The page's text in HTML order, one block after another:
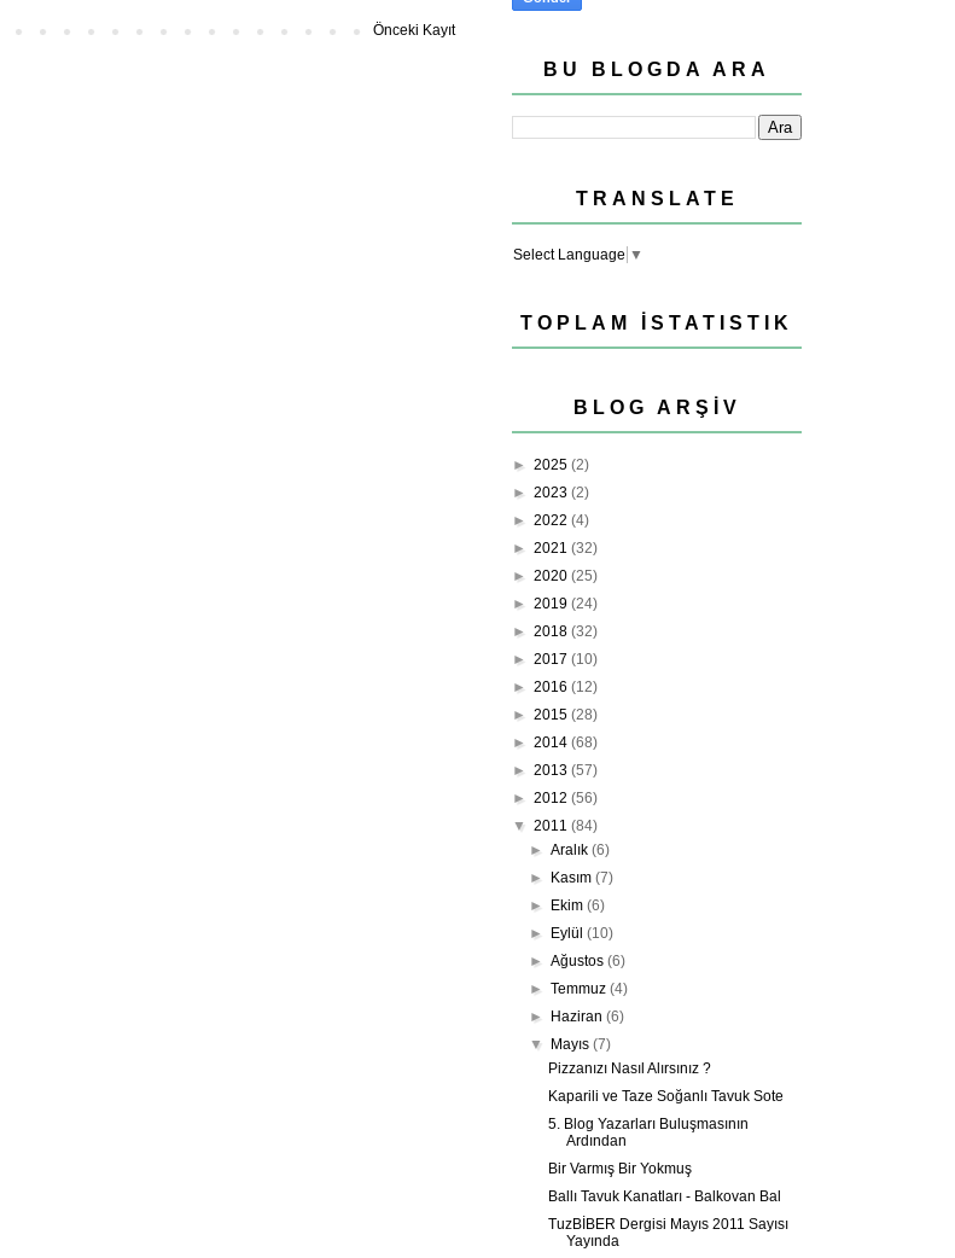
Önceki Kayıt
BU BLOGDA ARA
TRANSLATE
Select Language ▼
TOPLAM İSTATISTIK
BLOG ARŞIV
► 2025 (2)
► 2023 (2)
► 2022 (4)
► 2021 (32)
► 2020 (25)
► 2019 (24)
► 2018 (32)
► 2017 (10)
► 2016 (12)
► 2015 (28)
► 2014 (68)
► 2013 (57)
► 2012 (56)
▼ 2011 (84)
►Aralık(6)
► Kasım(7)
► Ekim(6)
► Eylül(10)
►Ağustos(6)
►Temmuz(4)
► Haziran(6)
▼ Mayıs(7)
Pizzanızı Nasıl Alırsınız ?
Kaparili ve Taze Soğanlı Tavuk Sote
5. Blog Yazarları Buluşmasının
Ardından
Bir Varmış Bir Yokmuş
Ballı Tavuk Kanatları - Balkovan Bal
TuzBİBER Dergisi Mayıs 2011 Sayısı
Yayında